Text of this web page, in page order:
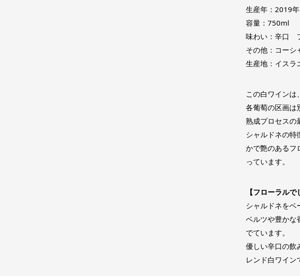
生産年：2019年
容量：750ml
味わい：辛口
その他：コーシ
生産地：イスラ
この白ワインは
各葡萄の区画は
熟成プロセスの
シャルドネの特
かで艶のあるフ
っています。
【フローラル
シャルドネをベ
ベルツや豊かな
でています。
優しい辛口の飲
レンド白ワイン